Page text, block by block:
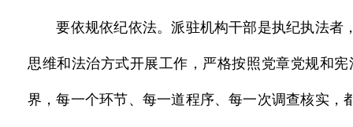
要依规依纪依法。派驻机构干部是执纪执法者
思维和法治方式开展工作，严格按照党章党规和
界，每一个环节、每一道程序、每一次调查核实